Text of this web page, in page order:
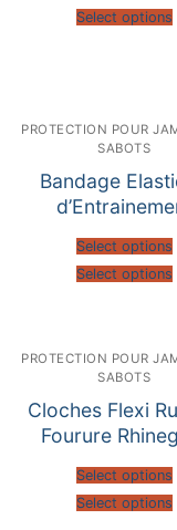
Select options
PROTECTION POUR
SABOTS
Bandage
Select options
Select options
PROTECTION POUR
SABOTS
Cloches Flexi
Fourure
Select options
Select options